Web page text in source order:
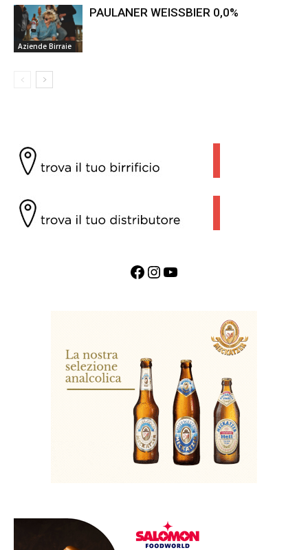
Aziende Birraie
PAULANER WEISSBIER 0,0%
Facebook InstagramYouTube